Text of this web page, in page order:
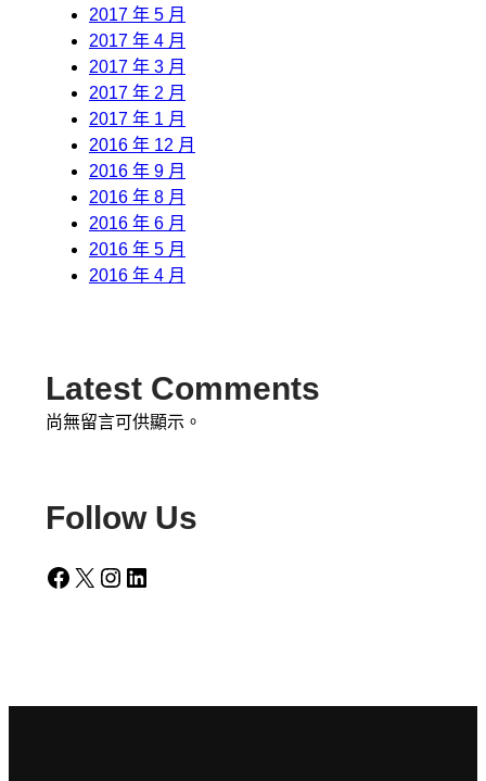
2017 年 5 月
2017 年 4 月
2017 年 3 月
2017 年 2 月
2017 年 1 月
2016 年 12 月
2016 年 9 月
2016 年 8 月
2016 年 6 月
2016 年 5 月
2016 年 4 月
Latest Comments
尚無留言可供顯示。
Follow Us
Facebook X Instagram LinkedIn